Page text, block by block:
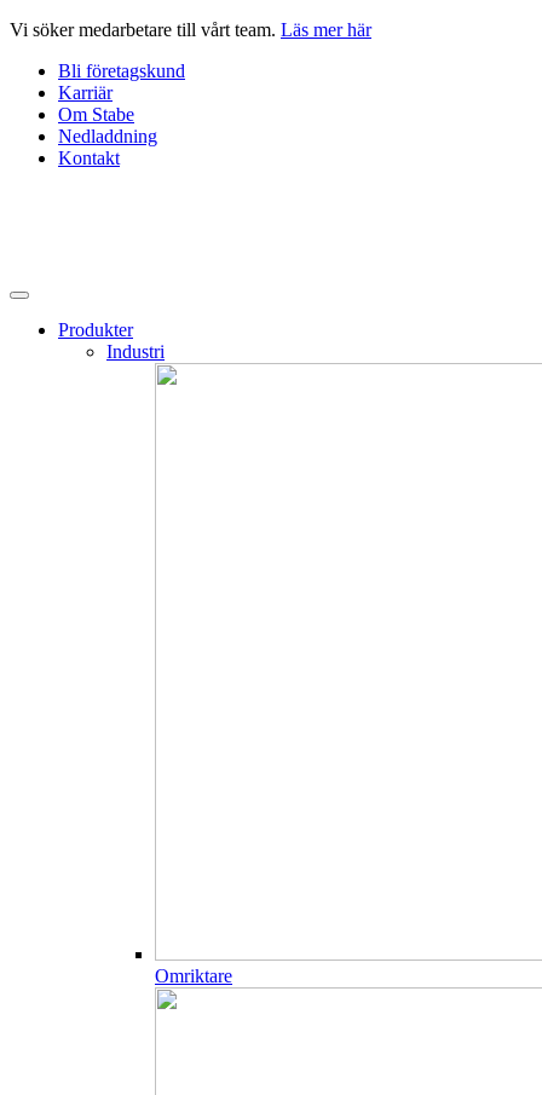
Hoppa
innehåll
Vi söker medarbetare till vårt team. Läs mer här
Bli företagskund
Karriär
Om Stabe
Nedladdning
Kontakt
Produkter
Industri
Omriktare